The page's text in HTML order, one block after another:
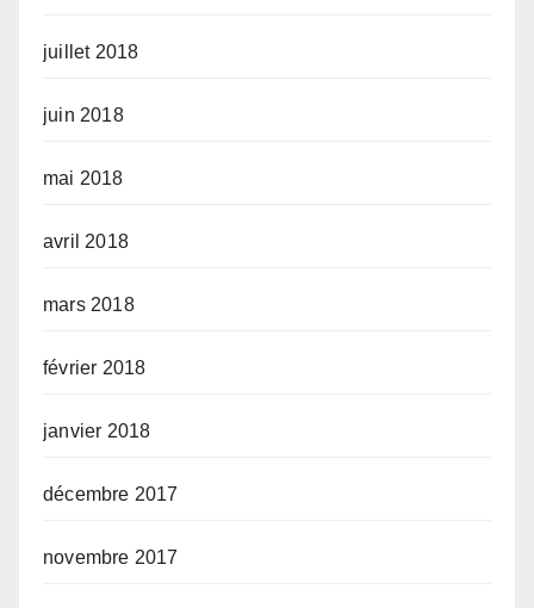
juillet 2018
juin 2018
mai 2018
avril 2018
mars 2018
février 2018
janvier 2018
décembre 2017
novembre 2017